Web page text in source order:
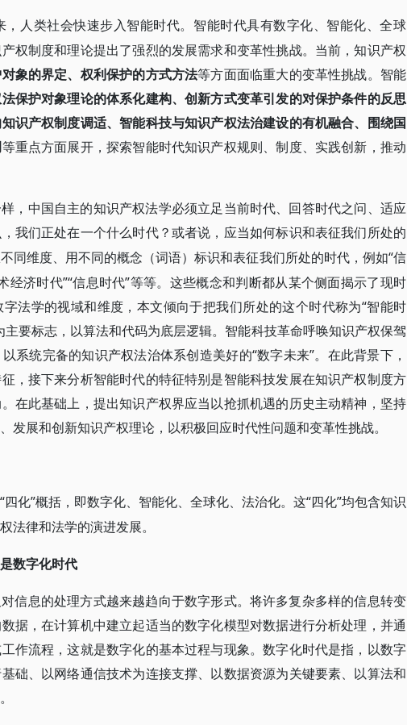
，人类社会快速步入智能时代。智能时代具有数字化、智能化、全球
权制度和理论提出了强烈的发展需求和变革性挑战。当前，知识产权
象的界定、权利保护的方式方法等方面面临重大的变革性挑战。智能
保护对象理论的体系化建构、创新方式变革引发的对保护条件的反思
识产权制度调适、智能科技与知识产权法治建设的有机融合、围绕国
等重点方面展开，探索智能时代知识产权规则、制度、实践创新，推动
，中国自主的知识产权法学必须立足当前时代、回答时代之问、适应
我们正处在一个什么时代？或者说，应当如何标识和表征我们所处的
同维度、用不同的概念（词语）标识和表征我们所处的时代，例如“信
经济时代”“信息时代”等等。这些概念和判断都从某个侧面揭示了现时
法学的视域和维度，本文倾向于把我们所处的这个时代称为“智能时
要标志，以算法和代码为底层逻辑。智能科技革命呼唤知识产权保驾
系统完备的知识产权法治体系创造美好的“数字未来”。在此背景下，
，接下来分析智能时代的特征特别是智能科技发展在知识产权制度方
在此基础上，提出知识产权界应当以抢抓机遇的历史主动精神，坚持
发展和创新知识产权理论，以积极回应时代性问题和变革性挑战。
“四化”概括，即数字化、智能化、全球化、法治化。这“四化”均包含知识
法律和法学的演进发展。
数字化时代
信息的处理方式越来越趋向于数字形式。将许多复杂多样的信息转变
据，在计算机中建立起适当的数字化模型对数据进行分析处理，并通
作流程，这就是数字化的基本过程与现象。数字化时代是指，以数字
础、以网络通信技术为连接支撑、以数据资源为关键要素、以算法和